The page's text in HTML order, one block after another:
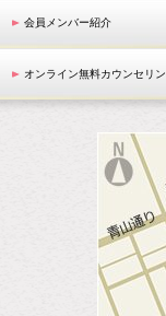
会員メンバー紹介
オンライン無料カウンセリ